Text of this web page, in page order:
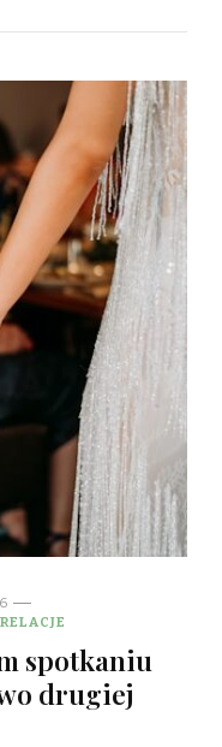
RELACJE
spotkaniu
drugiej